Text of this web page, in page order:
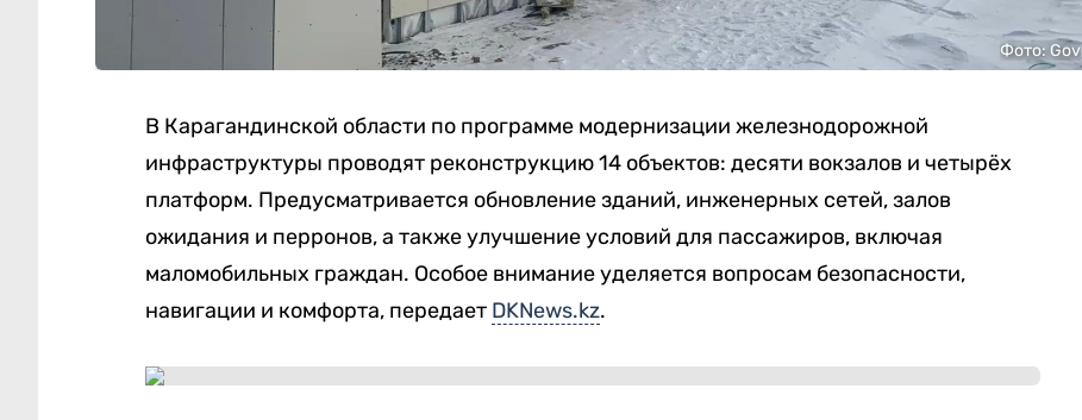
Фото: Gov
В Карагандинской области по программе модернизации железнодорожной
инфраструктуры проводят реконструкцию 14 объектов: десяти вокзалов и четырёх
платформ. Предусматривается обновление зданий, инженерных сетей, залов
ожидания и перронов, а также улучшение условий для пассажиров, включая
маломобильных граждан. Особое внимание уделяется вопросам безопасности,
навигации и комфорта, передает DKNews.kz.